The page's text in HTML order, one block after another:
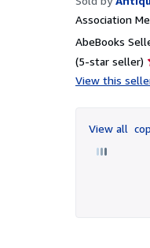
Association
AbeBooks
(5-star seller)
5
View this
View all